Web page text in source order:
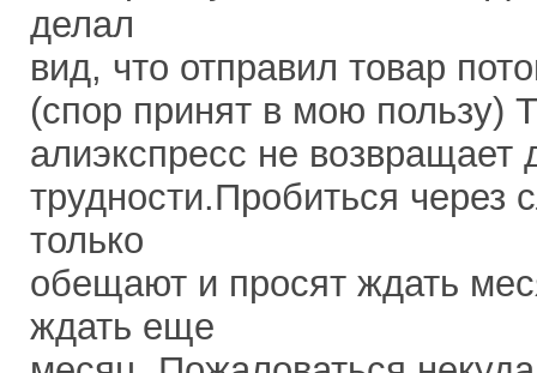
делал
вид, что отправил товар
(спор принят в мою пользу)
алиэкспресс не возвращает
трудности.Пробиться
только
обещают и просят ждать
ждать еще